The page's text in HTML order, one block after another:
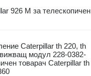
926 M за телескопичен
Caterpillar th 220, th
модул 228-0382-
товарач Caterpillar th